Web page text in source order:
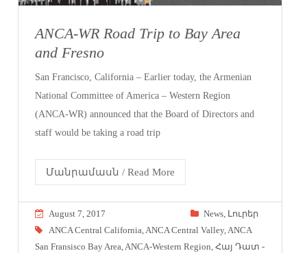
ANCA-WR Road Trip to Bay Area
and Fresno
San Francisco, California – Earlier today, the Armenian
National Committee of America – Western Region
(ANCA-WR) announced that the Board of Directors and
staff would be taking a road trip
Մանրամասն / Read More
August 7, 2017 News, Լուրեր
ANCA Central California,ANCA Central Valley,ANCA
San Fransisco Bay Area,ANCA-Western Region,Հայ Դատ -